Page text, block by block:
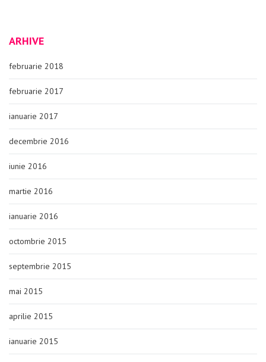
ARHIVE
februarie 2018
februarie 2017
ianuarie 2017
decembrie 2016
iunie 2016
martie 2016
ianuarie 2016
octombrie 2015
septembrie 2015
mai 2015
aprilie 2015
ianuarie 2015